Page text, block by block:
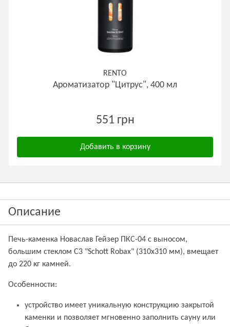
RENTO
Ароматизатор "Цитрус", 400 мл
551 грн
Добавить в корзину
Описание
Печь-каменка Новаслав Гейзер ПКС-04 с выносом,
большим стеклом С3 "Schott Robax" (310х310 мм), вмещает
до 220 кг камней.
Особенности:
устройство имеет уникальную конструкцию закрытой
каменки и позволяет мгновенно заполнить сауну или